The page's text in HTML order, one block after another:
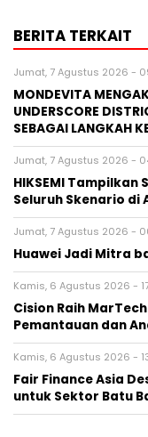
BERITA TERKAIT
Jumat, 7 Agustus 2026 -
MONDEVITA
UNDERSCORE
SEBAGAI LANGKAH
Jumat, 7 Agustus 2026 -
HIKSEMI
Seluruh Skenario di
Jumat, 7 Agustus 2026 -
Huawei Jadi Mitra
Kamis, 6 Agustus 2026 -
Cision Raih
Pemantauan dan
Kamis, 6 Agustus 2026 -
Fair Finance Asia
untuk Sektor Batu